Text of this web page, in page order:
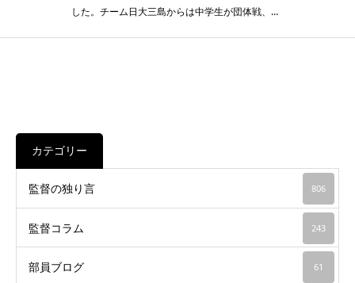
した。チーム日大三島からは中学生が団体戦、…
カテゴリー
監督の独り言 806
監督コラム 243
部員ブログ 61